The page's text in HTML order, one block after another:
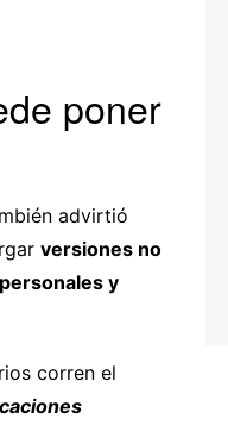
poner
advirtió
versiones no
y
corren el